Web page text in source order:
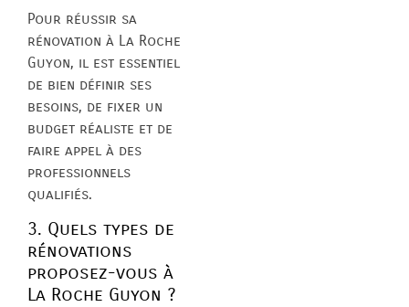
Pour réussir sa
rénovation à La Roche
Guyon, il est essentiel
de bien définir ses
besoins, de fixer un
budget réaliste et de
faire appel à des
professionnels
qualifiés.
3. Quels types de
rénovations
proposez-vous à
La Roche Guyon ?